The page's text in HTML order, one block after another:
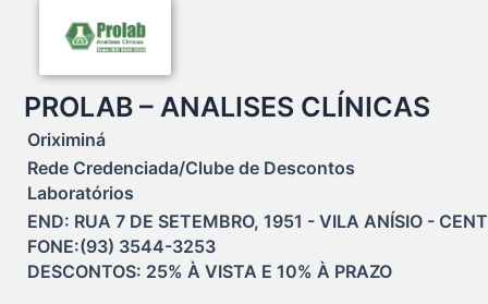
PROLAB – ANALISES CLÍNICAS
Oriximiná
Rede Credenciada/Clube de Descontos
Laboratórios
END: RUA 7 DE SETEMBRO, 1951 - VILA ANÍSIO -
FONE:(93) 3544-3253
DESCONTOS: 25% À VISTA E 10% À PRAZO